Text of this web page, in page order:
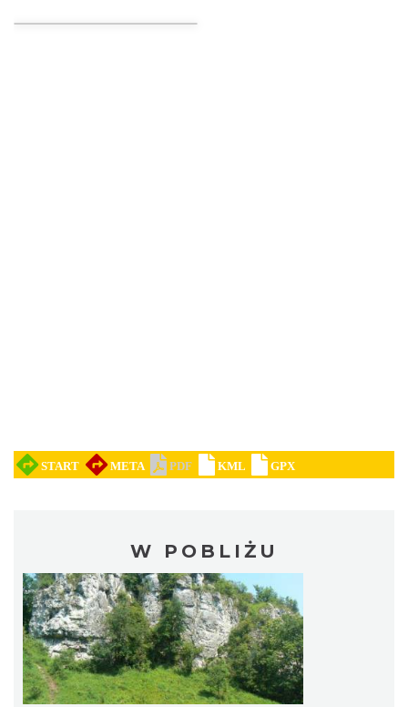
W POBLIŻU